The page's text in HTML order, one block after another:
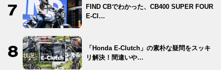
FIND CBでわかった、CB400 SUPER FOUR
E-Cl…
「Honda E-Clutch」の素朴な疑問をスッキ
リ解決！間違いや…